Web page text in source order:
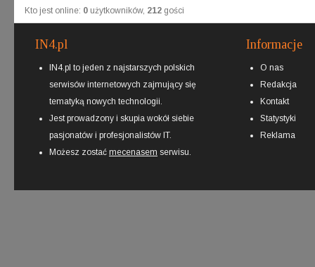
Kto jest online: 0 użytkowników, 212 gości
IN4.pl
IN4.pl to jeden z najstarszych polskich
serwisów internetowych zajmujący się
tematyką nowych technologii.
Jest prowadzony i skupia wokół siebie
pasjonatów i profesjonalistów IT.
Możesz zostać mecenasem serwisu.
Informacje
O nas
Redakcja
Kontakt
Statystyki
Reklama